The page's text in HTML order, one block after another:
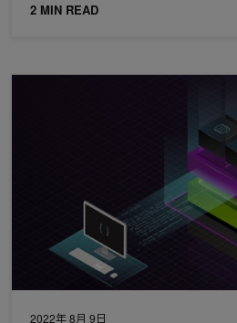
2 MIN READ
2022年 8月 9日